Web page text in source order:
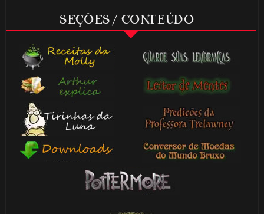
SEÇÕES / CONTEÚDO
1️⃣ 8️⃣